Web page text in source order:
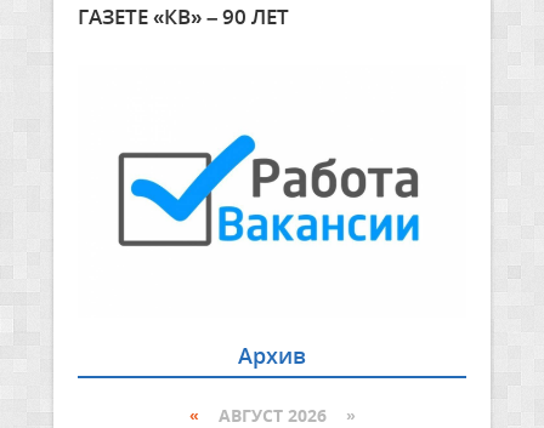
ГАЗЕТЕ «КВ» – 90 ЛЕТ
Архив
« АВГУСТ 2026 »